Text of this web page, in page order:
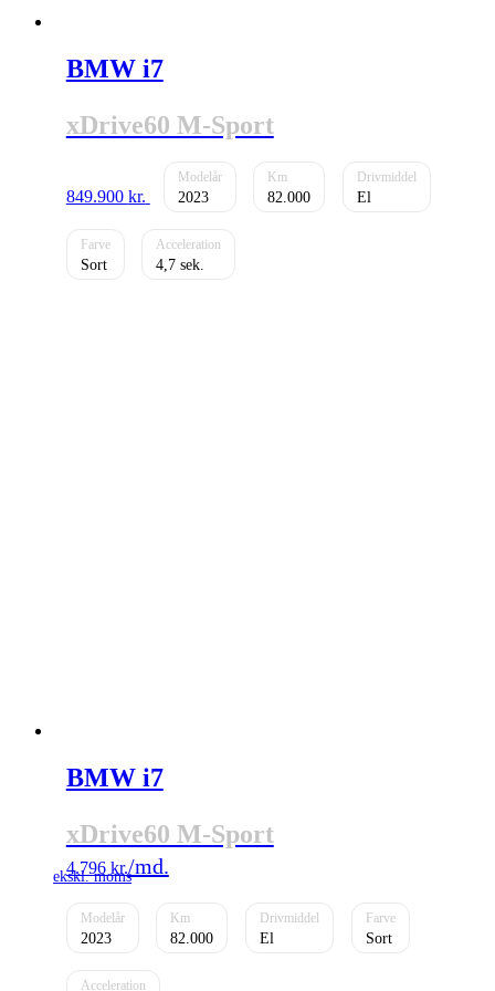
BMW i7
xDrive60 M-Sport
849.900 kr. 2023 82.000 El
Sort 4,7
BMW i7
xDrive60 M-Sport
4.796 kr.
2023 82.000 El Sort